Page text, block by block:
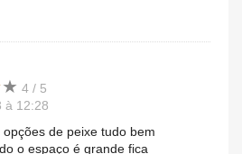
★
★ 4 / 5
à 12:28
opções de peixe tudo bem
o espaço é grande fica